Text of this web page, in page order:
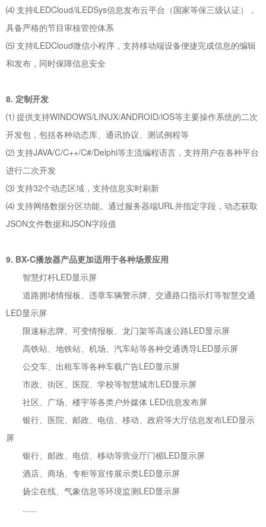
⑷ 支持iLEDCloud/iLEDSys信息发布云平台（国家等保三级认证），
具备严格的节目审核管控体系
⑸ 支持iLEDCloud微信小程序，支持移动端设备便捷完成信息的编辑
和发布，同时保障信息安全
8. 定制开发
⑴ 提供支持WINDOWS/LINUX/ANDROID/iOS等主要操作系统的二次
开发包，包括各种动态库、通讯协议、测试例程等
⑵ 支持JAVA/C/C++/C#/Delphi等主流编程语言，支持用户在各种平台
进行二次开发
⑶ 支持32个动态区域，支持信息实时刷新
⑷ 支持网络数据分区功能。通过服务器端URL并指定字段，动态获取
JSON文件数据和JSON字段值
9. BX-C播放器产品更加适用于各种场景应用
智慧灯杆LED显示屏
道路拥堵情报板、违章车辆警示牌、交通路口指示灯等智慧交通
LED显示屏
限速标志牌、可变情报板、龙门架等高速公路LED显示屏
高铁站、地铁站、机场、汽车站等各种交通诱导LED显示屏
公交车、出租车等各种车载广告LED显示屏
市政、街区、医院、学校等智慧城市LED显示屏
社区、广场、楼宇等各类户外媒体 LED信息发布屏
银行、医院、邮政、电信、移动、政府等大厅信息发布LED显示
屏
银行、邮政、电信、移动等营业厅门楣LED显示屏
酒店、商场、专柜等宣传展示类LED显示屏
扬尘在线、气象信息等环境监测LED显示屏
......